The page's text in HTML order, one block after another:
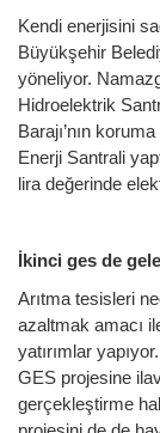
Kendi enerjisini
Büyükşehir
yöneliyor.
Hidroelektrik
Barajı’nın
Enerji Santrali
lira değerinde
İkinci ges de
Arıtma tesisleri
azaltmak amacı
yatırımlar
GES projesine
gerçekleştirme